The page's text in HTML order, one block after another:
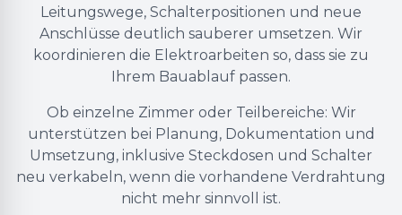
Leitungswege, Schalterpositionen und neue
Anschlüsse deutlich sauberer umsetzen. Wir
koordinieren die Elektroarbeiten so, dass sie zu
Ihrem Bauablauf passen.
Ob einzelne Zimmer oder Teilbereiche: Wir
unterstützen bei Planung, Dokumentation und
Umsetzung, inklusive Steckdosen und Schalter
neu verkabeln, wenn die vorhandene Verdrahtung
nicht mehr sinnvoll ist.